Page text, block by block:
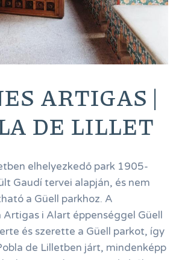
ARTIGAS |
DE LILLET
elhelyezkedő park 1905-
Gaudí tervei alapján, és nem
a Güell parkhoz. A
Artigas i Alart éppenséggel Güell
és szerette a Güell parkot, így
de Lilletben járt, mindenképp